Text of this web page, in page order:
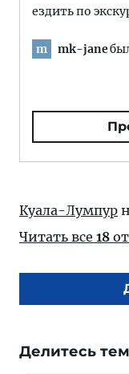
ездить по
m mk-jane
Куала-Лумпур
Читать все 18
Делитесь